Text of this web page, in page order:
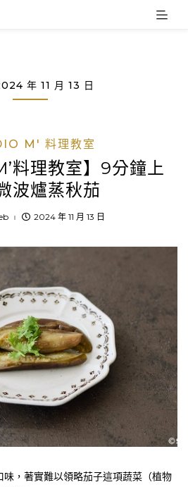
年 11 月 13 日
M' 料理教室
料理教室】9分鐘上
波爐蒸秋茄
2024 年 11 月 13 日
，著實難以領略茄子這項蔬菜（植物